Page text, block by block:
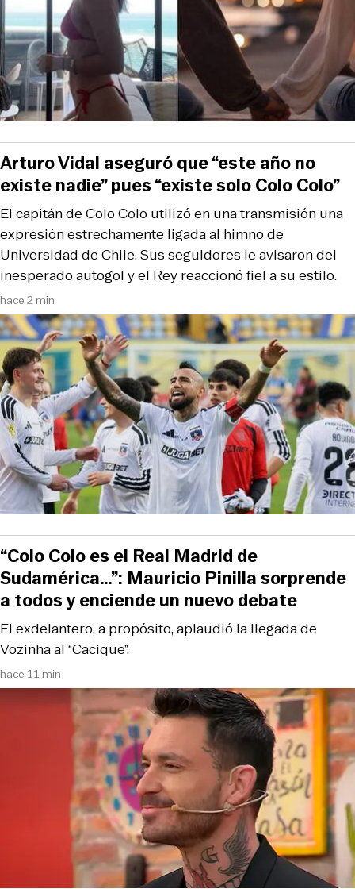
hace 2 min
El capitán de Colo Colo utilizó en una transmisión una
expresión estrechamente ligada al himno de
Universidad de Chile. Sus seguidores le avisaron del
inesperado autogol y el Rey reaccionó fiel a su estilo.
Arturo Vidal aseguró que “este año no
existe nadie” pues “existe solo Colo Colo”
hace 11 min
El exdelantero, a propósito, aplaudió la llegada de
Vozinha al “Cacique”.
“Colo Colo es el Real Madrid de
Sudamérica…”: Mauricio Pinilla sorprende
a todos y enciende un nuevo debate